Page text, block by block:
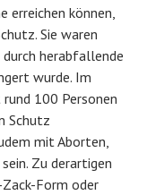
erreichen können,
Sie waren
herabfallende
wurde. Im
100 Personen
Schutz
mit Aborten,
Zu derartigen
Form oder